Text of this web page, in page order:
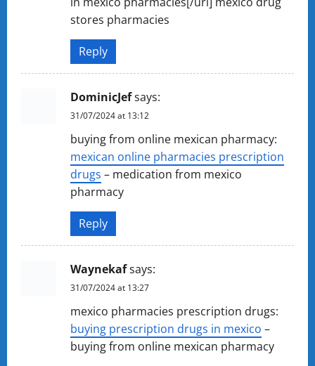
stores pharmacies
Reply
DominicJefsays:
31/07/2024 at 13:12
buying from online mexican pharmacy:
mexican online pharmacies prescription
drugs – medication from mexico
pharmacy
Reply
Waynekafsays:
31/07/2024 at 13:27
mexico pharmacies prescription drugs:
buying prescription drugs in mexico –
buying from online mexican pharmacy